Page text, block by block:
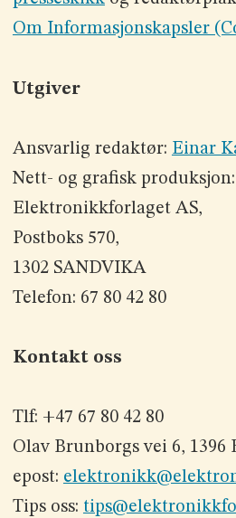
Om Informasjonskapsler
Utgiver
Ansvarlig redaktør: Einar
Nett- og grafisk produksjon:
Elektronikkforlaget AS,
Postboks 570,
1302 SANDVIKA
Telefon: 67 80 42 80
Kontakt oss
Tlf: +47 67 80 42 80
Olav Brunborgs vei 6, 1396
epost:
Tips oss: